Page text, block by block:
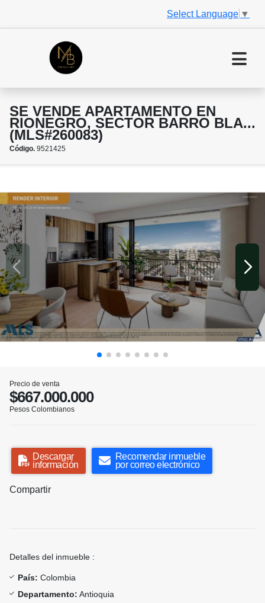
Select Language ▼
SE VENDE APARTAMENTO EN
RIONEGRO, SECTOR BARRO BLA...
(MLS#260083)
Código. 9521425
Precio de venta
$667.000.000
Pesos Colombianos
Descargar
información
Recomendar inmueble
por correo electrónico
Compartir
Detalles del inmueble :
País: Colombia
Departamento: Antioquia